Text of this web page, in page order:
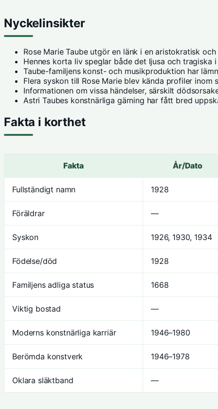
Nyckelinsikter
Rose Marie Taube utgör en länk i en aristokratisk
Hennes korta liv speglar både det ljusa och tragiska
Taube-familjens konst- och musikproduktion har
Flera syskon till Rose Marie blev kända profiler
Informationen om vissa händelser, särskilt
Astri Taubes konstnärliga gärning har fått bred
Fakta i korthet
Fakta År/Dato
Fullständigt namn 1928
Föräldrar —
Syskon 1926, 1930, 1934
Födelse/död 1928
Familjens adliga status 1668
Viktig bostad —
Moderns konstnärliga karriär 1946–1980
Berömda konstverk 1946–1978
Oklara släktband —